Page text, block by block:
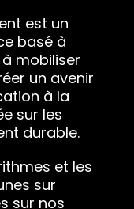
est un
basé à
mobiliser
un avenir
à la
sur les
durable.
et les
sur
sur nos